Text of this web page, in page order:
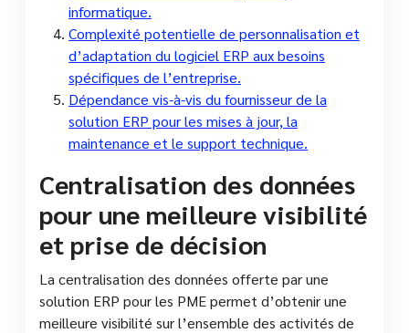
informatique.
Complexité potentielle de personnalisation et
d’adaptation du logiciel ERP aux besoins
spécifiques de l’entreprise.
Dépendance vis-à-vis du fournisseur de la
solution ERP pour les mises à jour, la
maintenance et le support technique.
Centralisation des données
pour une meilleure visibilité
et prise de décision
La centralisation des données offerte par une
solution ERP pour les PME permet d’obtenir une
meilleure visibilité sur l’ensemble des activités de